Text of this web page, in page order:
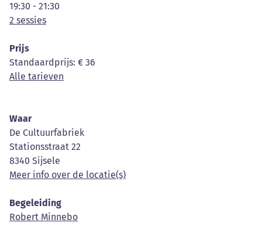
19:30 - 21:30
2 sessies
Prijs
Standaardprijs: € 36
Alle tarieven
Waar
De Cultuurfabriek
Stationsstraat 22
8340 Sijsele
Meer info over de locatie(s)
Begeleiding
Robert Minnebo